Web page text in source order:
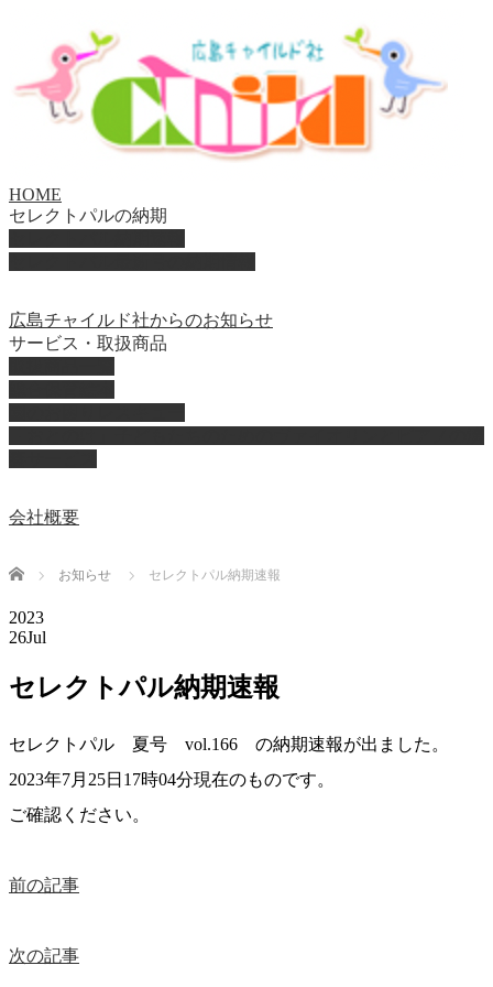
HOME
セレクトパルの納期
広島チャイルド社からのお知らせ
サービス・取扱商品
会社概要
Home お知らせ セレクトパル納期速報
2023
26Jul
セレクトパル納期速報
セレクトパル 夏号 vol.166 の納期速報が出ました。
2023年7月25日17時04分現在のものです。
ご確認ください。
前の記事
次の記事